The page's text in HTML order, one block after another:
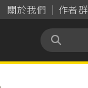
關於我們 作者群